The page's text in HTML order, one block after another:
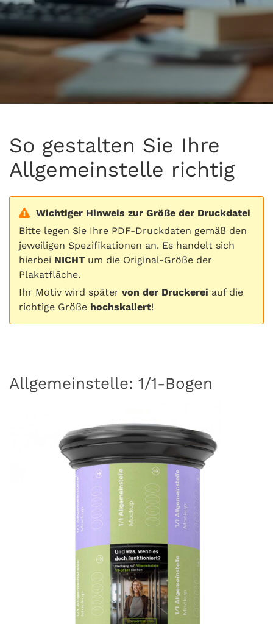
So gestalten Sie Ihre
Allgemeinstelle richtig
Wichtiger Hinweis zur Größe der Druckdatei
Bitte legen Sie Ihre PDF-Druckdaten gemäß den
jeweiligen Spezifikationen an. Es handelt sich
hierbei NICHT um die Original-Größe der
Plakatfläche.
Ihr Motiv wird später von der Druckerei auf die
richtige Größe hochskaliert!
Allgemeinstelle: 1/1-Bogen